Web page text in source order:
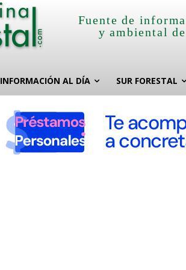
Fuente de
y ambiental
INFORMACIÓN AL DÍA SUR FORESTAL